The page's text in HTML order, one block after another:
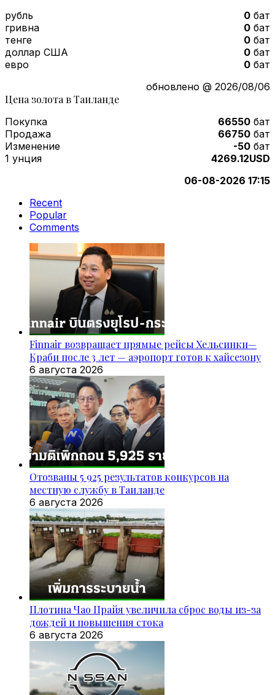
рубль 0 бат
гривна
0 бат
тенге
0 бат
доллар США
0 бат
евро
0 бат
обновлено @ 2026/08/06
Цена золота в Таиланде
Покупка 66550 бат
Продажа
66750 бат
Изменение
-50 бат
1 унция
4269.12USD
06-08-2026 17:15
Recent
Popular
Comments
Finnair возвращает прямые рейсы Хельсинки—
Краби после 3 лет — аэропорт готов к хайсезону
6 августа 2026
Отозваны 5 925 результатов конкурсов на
местную службу в Таиланде
6 августа 2026
Плотина Чао Прайя увеличила сброс воды из-за
дождей и повышения стока
6 августа 2026